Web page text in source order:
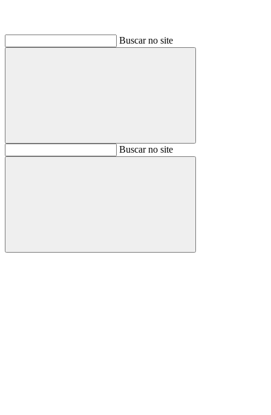
Buscar no site
BuscarBuscar no site
Buscar